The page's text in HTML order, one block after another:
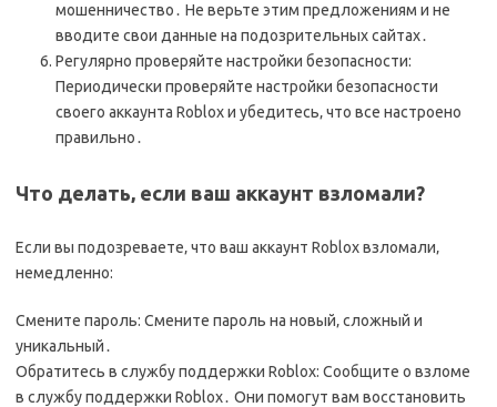
мошенничество․ Не верьте этим предложениям и не
вводите свои данные на подозрительных сайтах․
Регулярно проверяйте настройки безопасности:
Периодически проверяйте настройки безопасности
своего аккаунта Roblox и убедитесь‚ что все настроено
правильно․
Что делать‚ если ваш аккаунт взломали?
Если вы подозреваете‚ что ваш аккаунт Roblox взломали‚
немедленно:
Смените пароль: Смените пароль на новый‚ сложный и
уникальный․
Обратитесь в службу поддержки Roblox: Сообщите о взломе
в службу поддержки Roblox․ Они помогут вам восстановить